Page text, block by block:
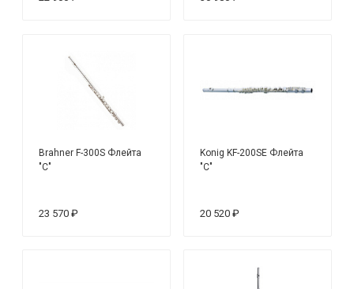
Brahner F-300S Флейта
"С"
23 570 ₽
Konig KF-200SE Флейта
"С"
20 520 ₽